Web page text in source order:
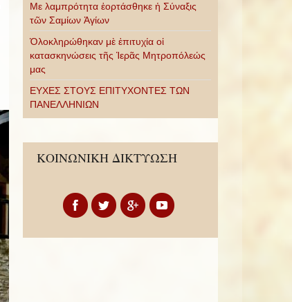
Με λαμπρότητα ἑορτάσθηκε ἡ Σύναξις
τῶν Σαμίων Ἁγίων
Ὁλοκληρώθηκαν μὲ ἐπιτυχία οἱ
κατασκηνώσεις τῆς Ἱερᾶς Μητροπόλεώς
μας
ΕΥΧΕΣ ΣΤΟΥΣ ΕΠΙΤΥΧΟΝΤΕΣ ΤΩΝ
ΠΑΝΕΛΛΗΝΙΩΝ
ΚΟΙΝΩΝΙΚΗ ΔΙΚΤΥΩΣΗ